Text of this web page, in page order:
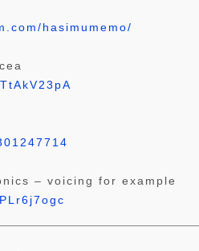
hasimumemo/
– voicing for example